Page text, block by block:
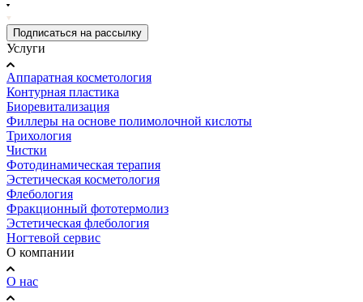
Подписаться на рассылку
Услуги
Аппаратная косметология
Контурная пластика
Биоревитализация
Филлеры на основе полимолочной кислоты
Трихология
Чистки
Фотодинамическая терапия
Эстетическая косметология
Флебология
Фракционный фототермолиз
Эстетическая флебология
Ногтевой сервис
О компании
О нас